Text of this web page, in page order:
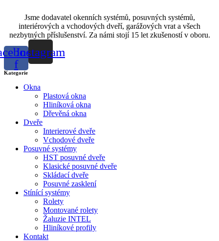
Jsme dodavatel okenních systémů, posuvných systémů,
interiérových a vchodových dveří, garážových vrat a všech
nezbytných příslušenství. Za námi stojí 15 let zkušeností v oboru.
f
Instagram
Kategorie
Okna
Plastová okna
Hliníková okna
Dřevěná okna
Dveře
Interierové dveře
Vchodové dveře
Posuvné systémy
HST posuvné dveře
Klasické posuvné dveře
Skládací dveře
Posuvné zasklení
Stínící systémy
Rolety
Montované rolety
Žaluzie INTEL
Hliníkové profily
Kontakt